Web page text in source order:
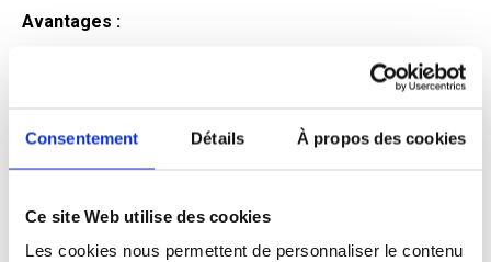
Consentement Détails À propos des cookies
Ce site Web utilise des cookies
Les cookies nous permettent de personnaliser le contenu
Avantages :
candidat
Qualifications et diplômes :